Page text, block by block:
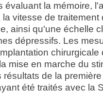
évaluant la mémoire,
vitesse de traitement
ainsi qu'une échelle
dépressifs. Les
chirurgicale
mise en marche du
résultats de la
été traités avec la